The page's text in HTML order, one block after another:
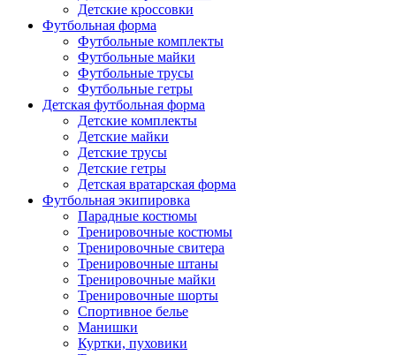
Детские кроссовки
Футбольная форма
Футбольные комплекты
Футбольные майки
Футбольные трусы
Футбольные гетры
Детская футбольная форма
Детские комплекты
Детские майки
Детские трусы
Детские гетры
Детская вратарская форма
Футбольная экипировка
Парадные костюмы
Тренировочные костюмы
Тренировочные свитера
Тренировочные штаны
Тренировочные майки
Тренировочные шорты
Спортивное белье
Манишки
Куртки, пуховики